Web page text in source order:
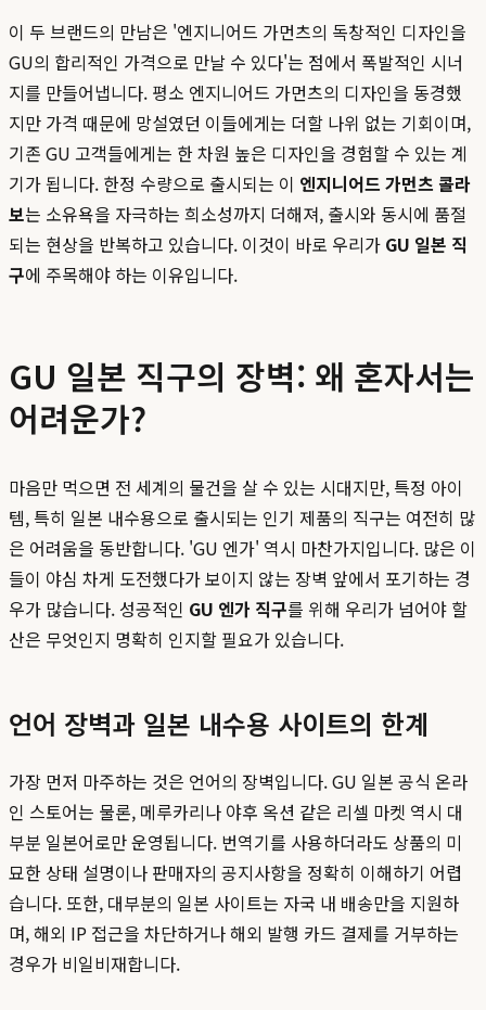
이 두 브랜드의 만남은 '엔지니어드 가먼츠의 독창적인 디자인을
GU의 합리적인 가격으로 만날 수 있다'는 점에서 폭발적인 시너
지를 만들어냅니다. 평소 엔지니어드 가먼츠의 디자인을 동경했
지만 가격 때문에 망설였던 이들에게는 더할 나위 없는 기회이며,
기존 GU 고객들에게는 한 차원 높은 디자인을 경험할 수 있는 계
기가 됩니다. 한정 수량으로 출시되는 이 엔지니어드 가먼츠 콜라
보는 소유욕을 자극하는 희소성까지 더해져, 출시와 동시에 품절
되는 현상을 반복하고 있습니다. 이것이 바로 우리가 GU 일본 직
구에 주목해야 하는 이유입니다.
GU 일본 직구의 장벽: 왜 혼자서는
어려운가?
마음만 먹으면 전 세계의 물건을 살 수 있는 시대지만, 특정 아이
템, 특히 일본 내수용으로 출시되는 인기 제품의 직구는 여전히 많
은 어려움을 동반합니다. 'GU 엔가' 역시 마찬가지입니다. 많은 이
들이 야심 차게 도전했다가 보이지 않는 장벽 앞에서 포기하는 경
우가 많습니다. 성공적인 GU 엔가 직구를 위해 우리가 넘어야 할
산은 무엇인지 명확히 인지할 필요가 있습니다.
언어 장벽과 일본 내수용 사이트의 한계
가장 먼저 마주하는 것은 언어의 장벽입니다. GU 일본 공식 온라
인 스토어는 물론, 메루카리나 야후 옥션 같은 리셀 마켓 역시 대
부분 일본어로만 운영됩니다. 번역기를 사용하더라도 상품의 미
묘한 상태 설명이나 판매자의 공지사항을 정확히 이해하기 어렵
습니다. 또한, 대부분의 일본 사이트는 자국 내 배송만을 지원하
며, 해외 IP 접근을 차단하거나 해외 발행 카드 결제를 거부하는
경우가 비일비재합니다.